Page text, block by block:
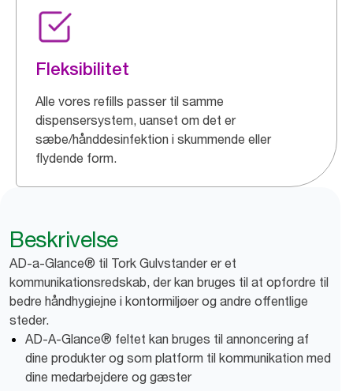
Fleksibilitet
Alle vores refills passer til samme
dispensersystem, uanset om det er
sæbe/hånddesinfektion i skummende eller
flydende form.
Beskrivelse
AD-a-Glance® til Tork Gulvstander er et
kommunikationsredskab, der kan bruges til at opfordre til
bedre håndhygiejne i kontormiljøer og andre offentlige
steder.
AD-A-Glance® feltet kan bruges til annoncering af
dine produkter og som platform til kommunikation med
dine medarbejdere og gæster